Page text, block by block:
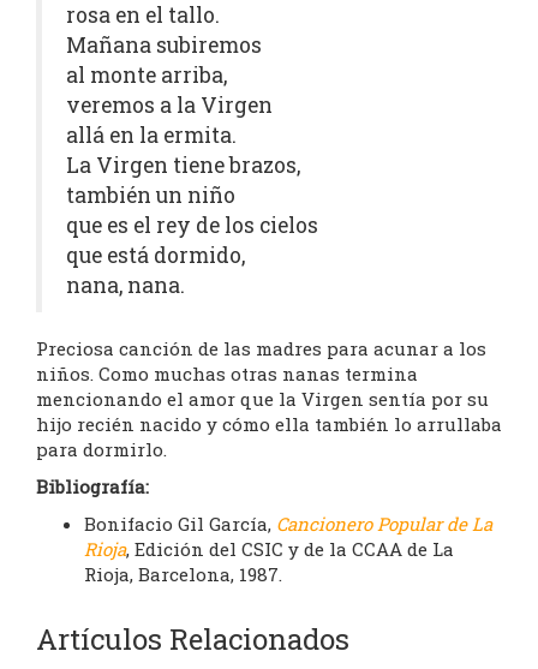
rosa en el tallo.
Mañana subiremos
al monte arriba,
veremos a la Virgen
allá en la ermita.
La Virgen tiene brazos,
también un niño
que es el rey de los cielos
que está dormido,
nana, nana.
Preciosa canción de las madres para acunar a los
niños. Como muchas otras nanas termina
mencionando el amor que la Virgen sentía por su
hijo recién nacido y cómo ella también lo arrullaba
para dormirlo.
Bibliografía:
Bonifacio Gil García, Cancionero Popular de La
Rioja, Edición del CSIC y de la CCAA de La
Rioja, Barcelona, 1987.
Artículos Relacionados